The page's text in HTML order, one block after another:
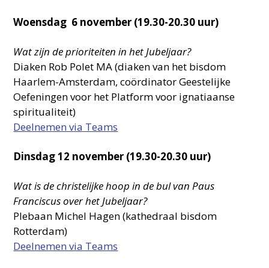
Woensdag 6 november (19.30-20.30 uur)
Wat zijn de prioriteiten in het Jubeljaar?
Diaken Rob Polet MA (diaken van het bisdom
Haarlem-Amsterdam, coördinator Geestelijke
Oefeningen voor het Platform voor ignatiaanse
spiritualiteit)
Deelnemen via Teams
Dinsdag 12 november (19.30-20.30 uur)
Wat is de christelijke hoop in de bul van Paus
Franciscus over het Jubeljaar?
Plebaan Michel Hagen (kathedraal bisdom
Rotterdam)
Deelnemen via Teams